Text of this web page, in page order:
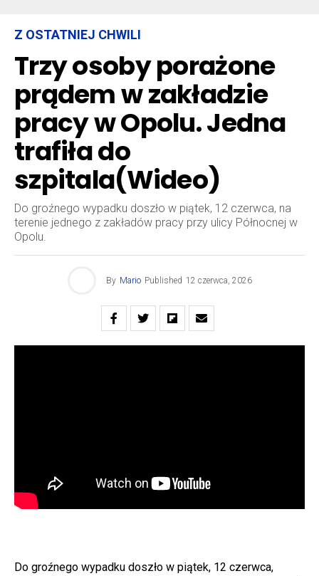
Z OSTATNIEJ CHWILI
Trzy osoby porażone
prądem w zakładzie
pracy w Opolu. Jedna
trafiła do
szpitala(Wideo)
Do groźnego wypadku doszło w piątek, 12 czerwca, na
terenie jednego z zakładów pracy przy ulicy Północnej w
Opolu.
By Mario Published 12 czerwca, 2026
Do groźnego wypadku doszło w piątek, 12 czerwca,